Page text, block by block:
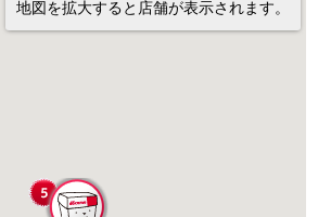
地図を拡大すると店舗が表示されます。